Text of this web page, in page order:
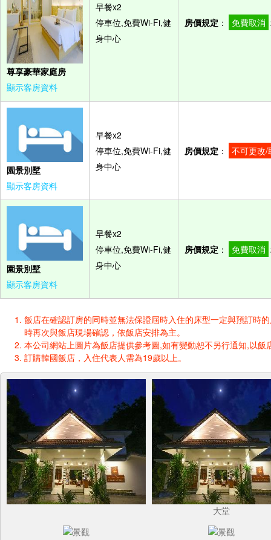
尊享豪華家庭房
顯示客房資料
早餐x2
停車位,免費Wi-Fi,健
身中心
房價規定 ： 免費取消
園景別墅
顯示客房資料
早餐x2
停車位,免費Wi-Fi,健
身中心
房價規定 ： 不可更改/
園景別墅
顯示客房資料
早餐x2
停車位,免費Wi-Fi,健
身中心
房價規定 ： 免費取消
飯店在確認訂房的同時並無法保證屆時入住的床型一定與預訂時
時再次與飯店現場確認，依飯店安排為主。
本公司網站上圖片為飯店提供參考圖,如有變動恕不另行通知,以飯
訂購韓國飯店，入住代表人需為19歲以上。
大堂